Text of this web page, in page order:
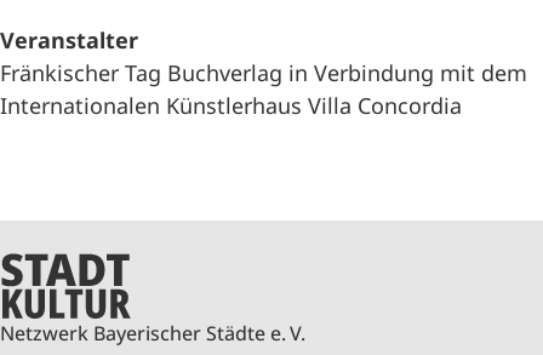
Veranstalter
Fränkischer Tag Buchverlag in Verbindung mit dem
Internationalen Künstlerhaus Villa Concordia
Netzwerk Bayerischer Städte e. V.